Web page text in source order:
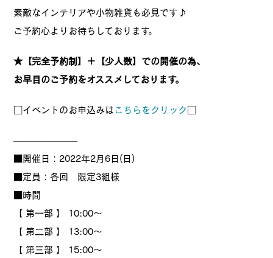
素敵なインテリアや小物雑貨も必見です♪
ご予約心よりお待ちしております。
★【完全予約制】＋【少人数】での開催の為、
お早目のご予約をオススメしております。
□イベントのお申込みは こちらをクリック
———————
■開催日：2022年2月6日(日)
■定員：各回 限定3組様
■時間
【 第一部 】 10:00～
【 第二部 】 13:00～
【 第三部 】 15:00～